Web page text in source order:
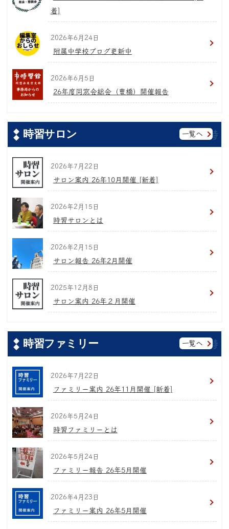
着]
2026年6月24日
附属中学校ブログ更新中
2026年6月5日
26年度同窓会総会（豊橋）開催報告
時習サロン 一覧へ
2026年7月22日
サロン案内 26年10月開催 [新着]
2026年2月15日
時習サロンとは
2026年2月15日
サロン報告 26年2月開催
2025年12月8日
サロン案内 26年２月開催
時習ファミリー 一覧へ
2026年7月22日
ファミリー案内 26年11月開催 [新着]
2026年5月24日
時習ファミリーとは
2026年5月24日
ファミリー報告 26年5月開催
2026年4月23日
ファミリー案内 26年5月開催